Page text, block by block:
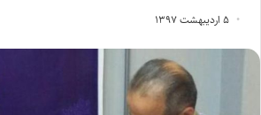
۵ اردیبهشت ۱۳۹۷